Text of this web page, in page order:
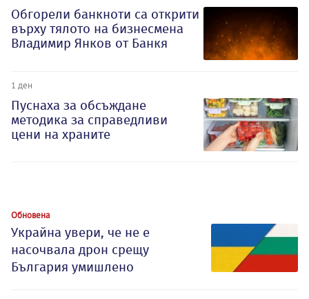
Обгорели банкноти са открити
върху тялото на бизнесмена
Владимир Янков от Банкя
1 ден
Пуснаха за обсъждане
методика за справедливи
цени на храните
Обновена
Украйна увери, че не е
насочвала дрон срещу
България умишлено